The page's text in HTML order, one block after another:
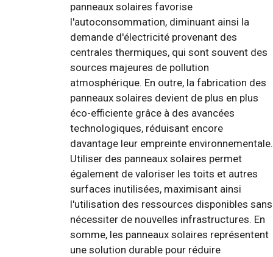
panneaux solaires favorise
l'autoconsommation, diminuant ainsi la
demande d'électricité provenant des
centrales thermiques, qui sont souvent des
sources majeures de pollution
atmosphérique. En outre, la fabrication des
panneaux solaires devient de plus en plus
éco-efficiente grâce à des avancées
technologiques, réduisant encore
davantage leur empreinte environnementale.
Utiliser des panneaux solaires permet
également de valoriser les toits et autres
surfaces inutilisées, maximisant ainsi
l'utilisation des ressources disponibles sans
nécessiter de nouvelles infrastructures. En
somme, les panneaux solaires représentent
une solution durable pour réduire